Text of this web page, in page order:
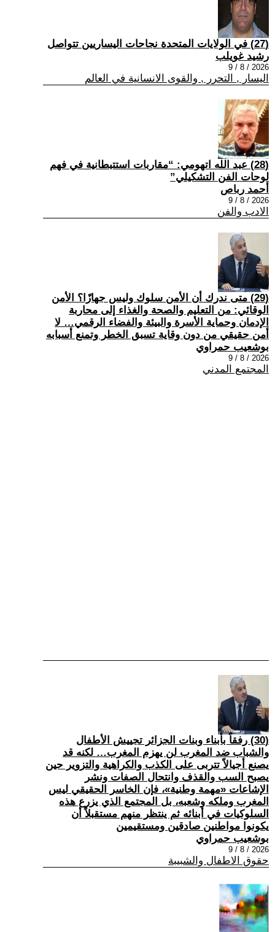
(27) في الولايات المتحدة نجاحات اليساريين تتواصل
رشيد غويلب
2026 / 8 / 9
اليسار , التحرر , والقوى الانسانية في العالم
(28) عبد الله اتهومي: “مقاربات استتبطانية في فهم
لوحات الفن التشكيلي”
أحمد رباص
2026 / 8 / 9
الادب والفن
(29) متى ندرك أن الأمن سلوك وليس جهازًا؟ الأمن
الوقائي: من التعليم والصحة والغذاء إلى محاربة
الإدمان وحماية الأسرة والبيئة والفضاء الرقمي… لا
أمن حقيقي من دون وقاية تسبق الخطر وتمنع أسبابه
بوشعيب حمراوي
2026 / 8 / 9
المجتمع المدني
(30) رفقاً بأبناء وبنات الجزائر تجييش الأطفال
والشباب ضد المغرب لن يهزم المغرب… لكنه قد
يصنع أجيالاً تتربى على الكذب والكراهية والتزوير حين
يصبح السب والقذف وانتحال الصفات ونشر
الإشاعات «مهمة وطنية»، فإن الخاسر الحقيقي ليس
المغرب وملكه وشعبه، بل المجتمع الذي يزرع هذه
السلوكيات في أبنائه ثم ينتظر منهم مستقبلاً أن
يكونوا مواطنين صادقين ومستقيمين
بوشعيب حمراوي
2026 / 8 / 9
حقوق الاطفال والشبيبة